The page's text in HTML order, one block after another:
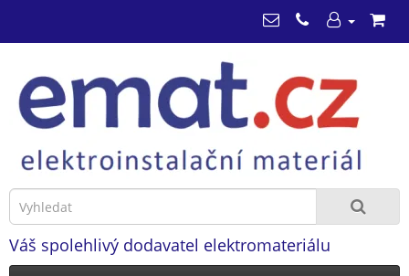
Váš spolehlivý dodavatel elektromateriálu